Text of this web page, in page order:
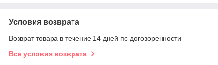
Условия возврата
Возврат товара в течение 14 дней по договоренности
Все условия возврата